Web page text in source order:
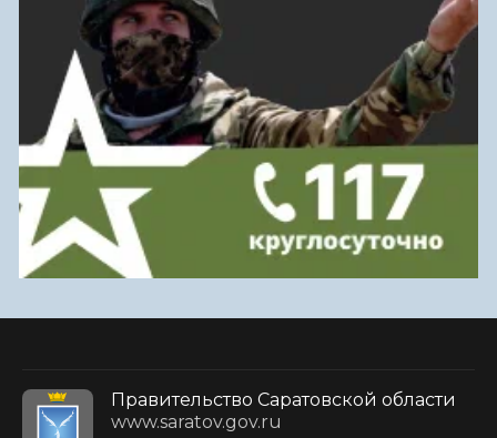
Правительство Саратовской области
www.saratov.gov.ru